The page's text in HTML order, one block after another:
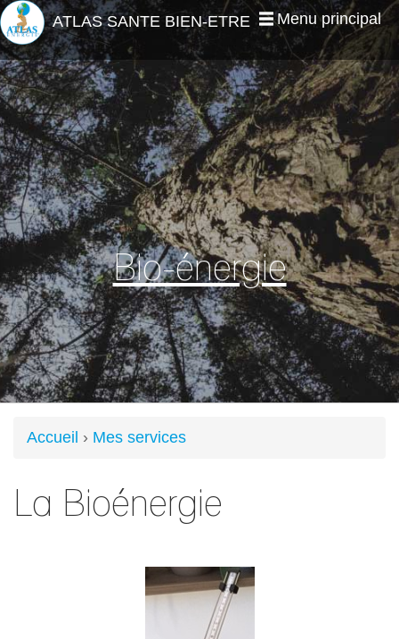
Jump to navigation
ATLAS SANTE BIEN-ETRE Menu principal
Bio-énergie
êtes
Accueil › Mes services
La Bioénergie